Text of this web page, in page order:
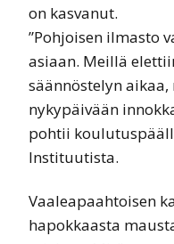
on kasvanut.
”Pohjoisen ilmasto
asiaan. Meillä
säännöstelyn
nykypäivään
pohtii
Instituutista.
Vaaleapaahtoisen
hapokkaasta